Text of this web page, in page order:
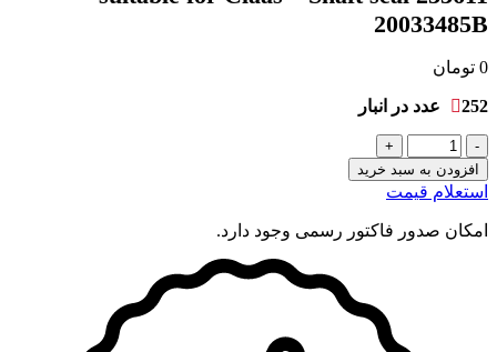
20033485B
0 تومان
252 عدد در انبار
233611
suitable
for
Claas
-
Shaft
افزودن به سبد خرید
استعلام قیمت
امکان صدور فاکتور رسمی وجود دارد.